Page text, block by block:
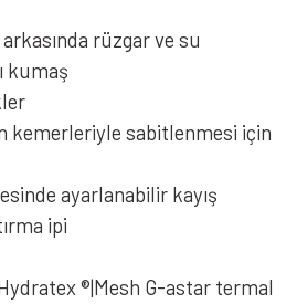
rüzgar ve su
kumaş
kemerleriyle sabitlenmesi için
ayarlanabilir kayış
ipi
®|Mesh G-astar termal